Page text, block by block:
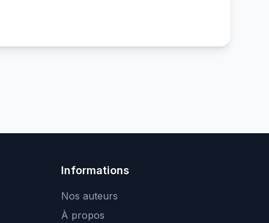
Informations
Nos auteurs
À propos